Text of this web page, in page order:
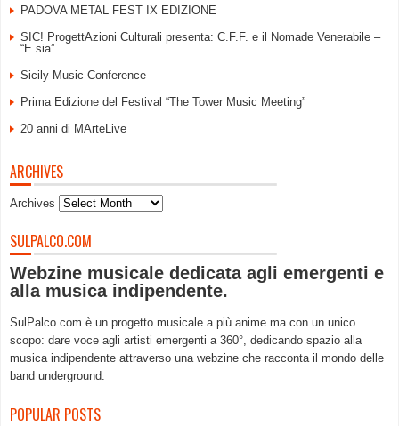
PADOVA METAL FEST IX EDIZIONE
SIC! ProgettAzioni Culturali presenta: C.F.F. e il Nomade Venerabile –
“E sia”
Sicily Music Conference
Prima Edizione del Festival “The Tower Music Meeting”
20 anni di MArteLive
ARCHIVES
Archives
SULPALCO.COM
Webzine musicale dedicata agli emergenti e
alla musica indipendente.
SulPalco.com è un progetto musicale a più anime ma con un unico
scopo: dare voce agli artisti emergenti a 360°, dedicando spazio alla
musica indipendente attraverso una webzine che racconta il mondo delle
band underground.
POPULAR POSTS